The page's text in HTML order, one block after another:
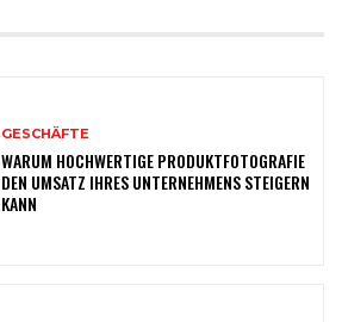
GESCHÄFTE
WARUM HOCHWERTIGE PRODUKTFOTOGRAFIE
DEN UMSATZ IHRES UNTERNEHMENS STEIGERN
KANN